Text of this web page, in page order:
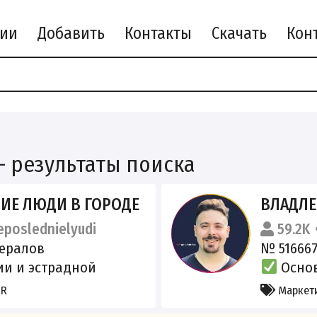
Добавить Контакты Скачать
результаты поиска
ЛЮДИ В ГОРОДЕ
и эстрадной
в шоу-бизнесе,
ВЛАДЛЕН
59.2K
№